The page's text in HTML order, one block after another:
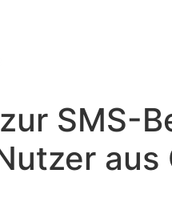
SMS-
aus